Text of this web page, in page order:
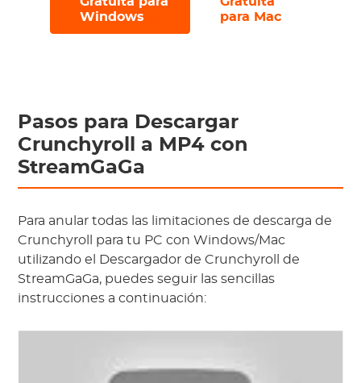
Windows
para Mac
Pasos para Descargar
Crunchyroll a MP4 con
StreamGaGa
Para anular todas las limitaciones de descarga de
Crunchyroll para tu PC con Windows/Mac
utilizando el Descargador de Crunchyroll de
StreamGaGa, puedes seguir las sencillas
instrucciones a continuación: